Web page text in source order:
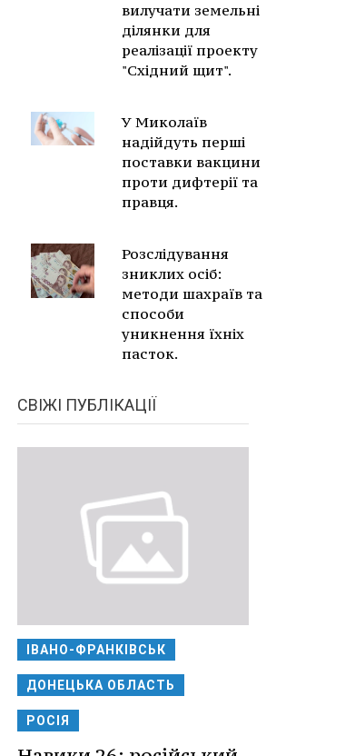
вилучати земельні
ділянки для
реалізації проекту
"Східний щит".
У Миколаїв
надійдуть перші
поставки вакцини
проти дифтерії та
правця.
Розслідування
зниклих осіб:
методи шахраїв та
способи
уникнення їхніх
пасток.
СВІЖІ ПУБЛІКАЦІЇ
ІВАНО-ФРАНКІВСЬК
ДОНЕЦЬКА ОБЛАСТЬ
РОСІЯ